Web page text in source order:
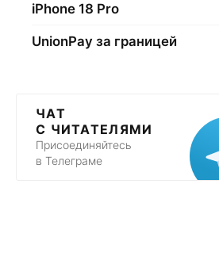
iPhone 18 Pro
UnionPay за границей
ЧАТ
С ЧИТАТЕЛЯМИ
Присоединяйтесь
в Телеграме